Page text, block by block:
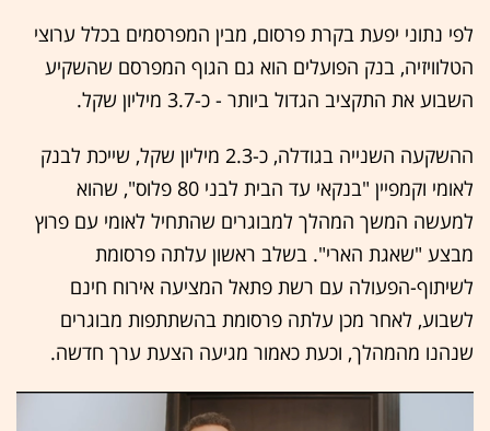
לפי נתוני יפעת בקרת פרסום, מבין המפרסמים בכלל ערוצי
הטלוויזיה, בנק הפועלים הוא גם הגוף המפרסם שהשקיע
השבוע את התקציב הגדול ביותר - כ-3.7 מיליון שקל.
ההשקעה השנייה בגודלה, כ-2.3 מיליון שקל, שייכת לבנק
לאומי וקמפיין "בנקאי עד הבית לבני 80 פלוס", שהוא
למעשה המשך המהלך למבוגרים שהתחיל לאומי עם פרוץ
מבצע "שאגת הארי". בשלב ראשון עלתה פרסומת
לשיתוף-הפעולה עם רשת פתאל המציעה אירוח חינם
לשבוע, לאחר מכן עלתה פרסומת בהשתתפות מבוגרים
שנהנו מהמהלך, וכעת כאמור מגיעה הצעת ערך חדשה.